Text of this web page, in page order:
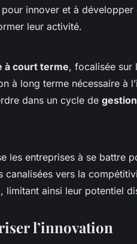
innover et à développer
leur activité.
à court terme, focalisée sur
à long terme nécessaire à
dans un cycle de
les entreprises à se battre
canalisées vers la
, limitant ainsi leur potentiel
l’innovation